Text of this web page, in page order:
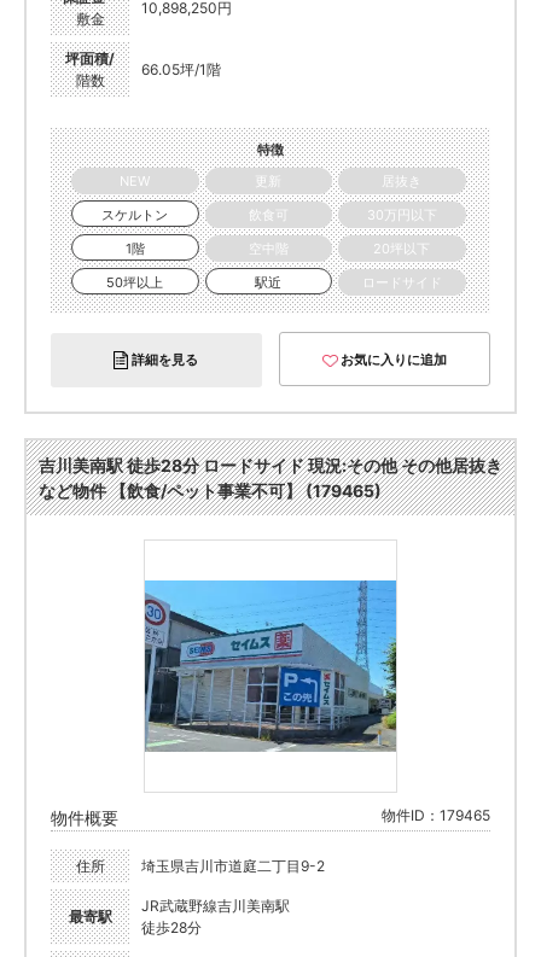
敷金
10,898,250円
坪面積/
階数
66.05坪/1階
特徴
NEW
更新
居抜き
スケルトン
飲食可
30万円以下
1階
空中階
20坪以下
50坪以上
駅近 ロードサイド
詳細を見る お気に入りに追加
吉川美南駅 徒歩28分 ロードサイド 現況:その他 その他居抜き
など物件 【飲食/ペット事業不可】 (179465)
物件概要 物件ID：179465
住所 埼玉県吉川市道庭二丁目9-2
最寄駅
JR武蔵野線吉川美南駅
徒歩28分